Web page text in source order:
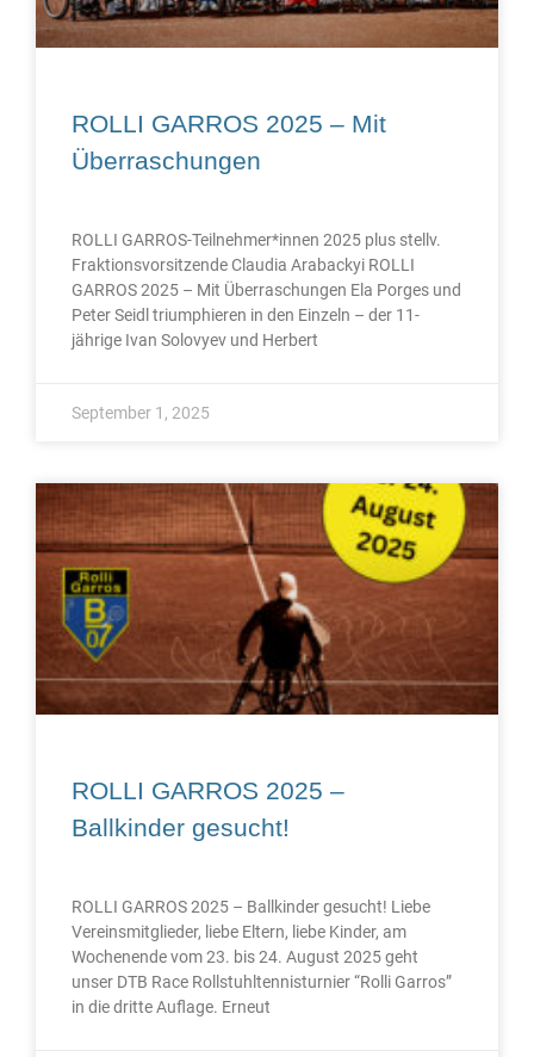
ROLLI GARROS 2025 – Mit
Überraschungen
ROLLI GARROS-Teilnehmer*innen 2025 plus stellv.
Fraktionsvorsitzende Claudia Arabackyi ROLLI
GARROS 2025 – Mit Überraschungen Ela Porges und
Peter Seidl triumphieren in den Einzeln – der 11-
jährige Ivan Solovyev und Herbert
September 1, 2025
ROLLI GARROS 2025 –
Ballkinder gesucht!
ROLLI GARROS 2025 – Ballkinder gesucht! Liebe
Vereinsmitglieder, liebe Eltern, liebe Kinder, am
Wochenende vom 23. bis 24. August 2025 geht
unser DTB Race Rollstuhltennisturnier “Rolli Garros”
in die dritte Auflage. Erneut